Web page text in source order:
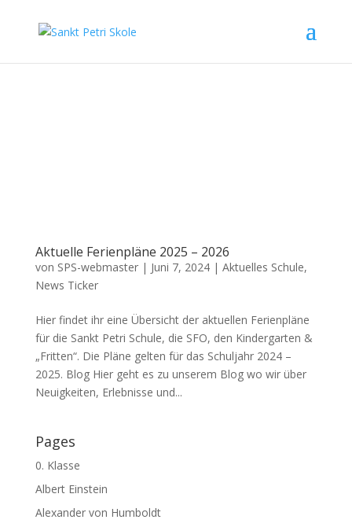
Aktuelle Ferienpläne 2025 – 2026
von SPS-webmaster| Juni 7, 2024| Aktuelles Schule,
News Ticker
Hier findet ihr eine Übersicht der aktuellen Ferienpläne
für die Sankt Petri Schule, die SFO, den Kindergarten &
„Fritten“. Die Pläne gelten für das Schuljahr 2024 –
2025. Blog Hier geht es zu unserem Blog wo wir über
Neuigkeiten, Erlebnisse und...
Pages
0. Klasse
Albert Einstein
Alexander von Humboldt